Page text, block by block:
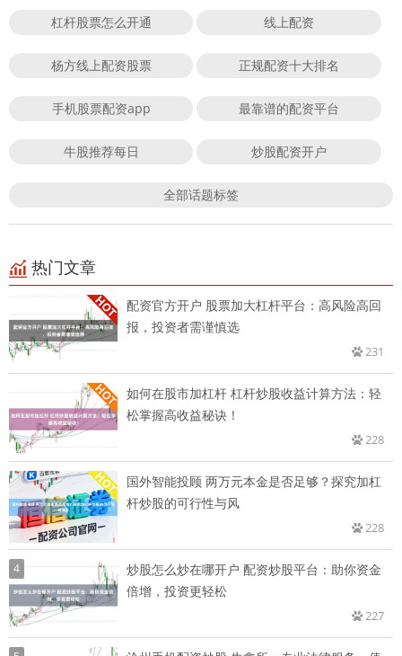
杠杆股票怎么开通 线上配资
杨方线上配资股票 正规配资十大排名
手机股票配资app 最靠谱的配资平台
牛股推荐每日 炒股配资开户
全部话题标签
热门文章
配资官方开户 股票加大杠杆平台：高风险高回
报，投资者需谨慎选
231
如何在股市加杠杆 杠杆炒股收益计算方法：轻
松掌握高收益秘诀！
228
国外智能投顾 两万元本金是否足够？探究加杠
杆炒股的可行性与风
228
4
炒股怎么炒在哪开户 配资炒股平台：助你资金
倍增，投资更轻松
227